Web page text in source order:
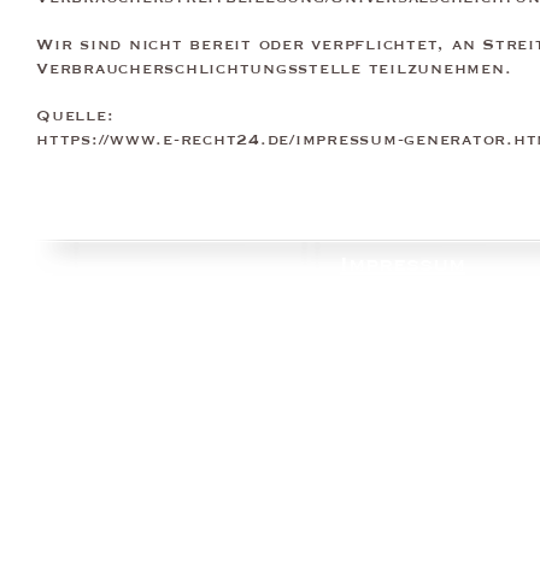
Wir sind nicht bereit oder verpflichtet, an
Verbraucherschlichtungsstelle teilzunehmen.
Quelle:
https://www.e-recht24.de/impressum-